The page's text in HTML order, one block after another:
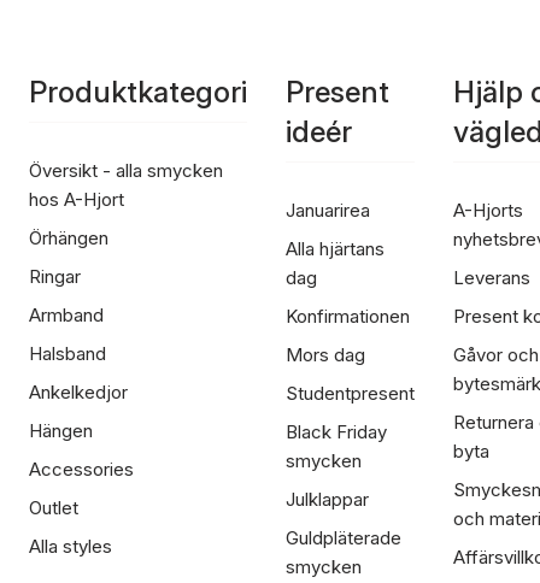
Produktkategori
Översikt - alla smycken
hos A-Hjort
Örhängen
Ringar
Armband
Halsband
Ankelkedjor
Hängen
Accessories
Outlet
Alla styles
Present
ideér
Januarirea
Alla hjärtans
dag
Konfirmationen
Mors dag
Studentpresent
Black Friday
smycken
Julklappar
Guldpläterade
smycken
Hjälp
A-Hjorts
Leverans
Present
Gåvor och
Returnera
byta
och